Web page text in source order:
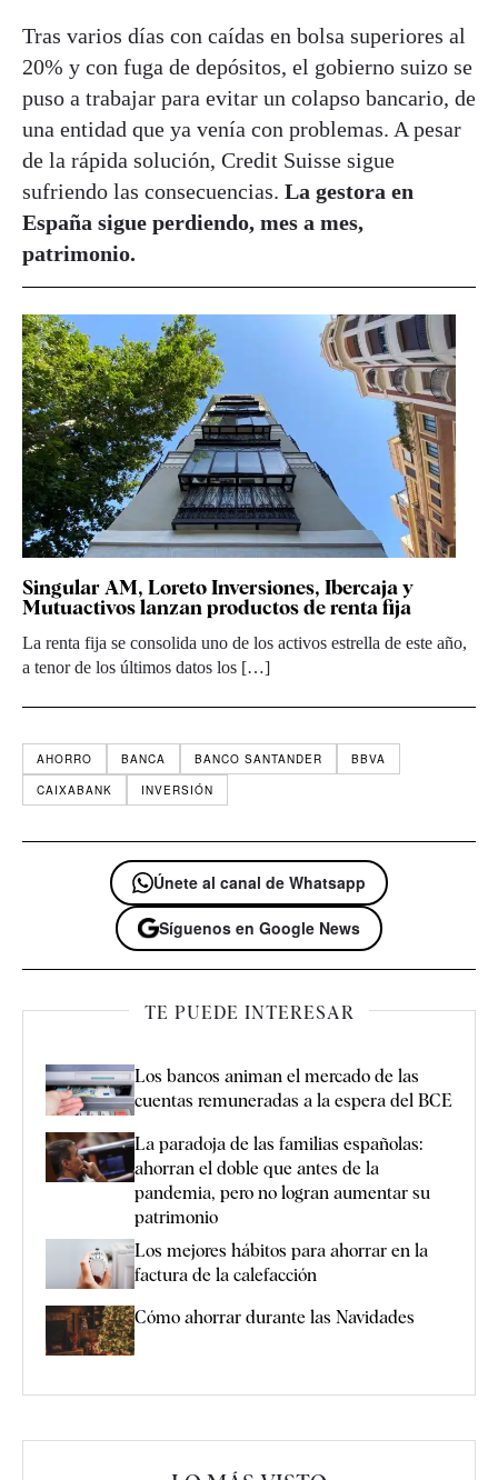
Tras varios días con caídas en bolsa superiores al
20% y con fuga de depósitos, el gobierno suizo se
puso a trabajar para evitar un colapso bancario, de
una entidad que ya venía con problemas. A pesar
de la rápida solución, Credit Suisse sigue
sufriendo las consecuencias. La gestora en
España sigue perdiendo, mes a mes,
patrimonio.
Singular AM, Loreto Inversiones, Ibercaja y
Mutuactivos lanzan productos de renta fija
La renta fija se consolida uno de los activos estrella de este año,
a tenor de los últimos datos los […]
AHORRO BANCA BANCO SANTANDER
BBVA
CAIXABANK
INVERSIÓN
Únete al canal de Whatsapp
Síguenos en Google News
TE PUEDE INTERESAR
Los bancos animan el mercado de las
cuentas remuneradas a la espera del BCE
La paradoja de las familias españolas:
ahorran el doble que antes de la
pandemia, pero no logran aumentar su
patrimonio
Los mejores hábitos para ahorrar en la
factura de la calefacción
Cómo ahorrar durante las Navidades